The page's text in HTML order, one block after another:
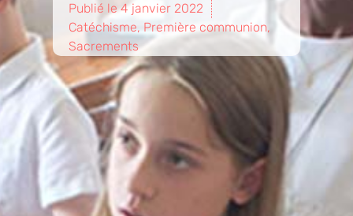
Publié le4 janvier 2022
Catéchisme, Première communion,
Sacrements